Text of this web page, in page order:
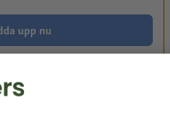
upp nu